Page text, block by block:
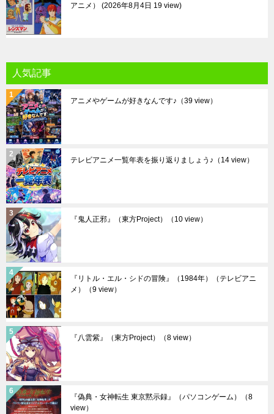
アニメ）
2026年8月4日 19 view
人気記事
アニメやゲームが好きなんです♪ （39 view）
テレビアニメ一覧年表を振り返りましょう♪ （14 view）
『鬼人正邪』（東方Project） （10 view）
『リトル・エル・シドの冒険』（1984年）（テレビアニ
メ）
（9 view）
『八雲紫』（東方Project） （8 view）
『偽典・女神転生 東京黙示録』（パソコンゲーム）
（8
view）